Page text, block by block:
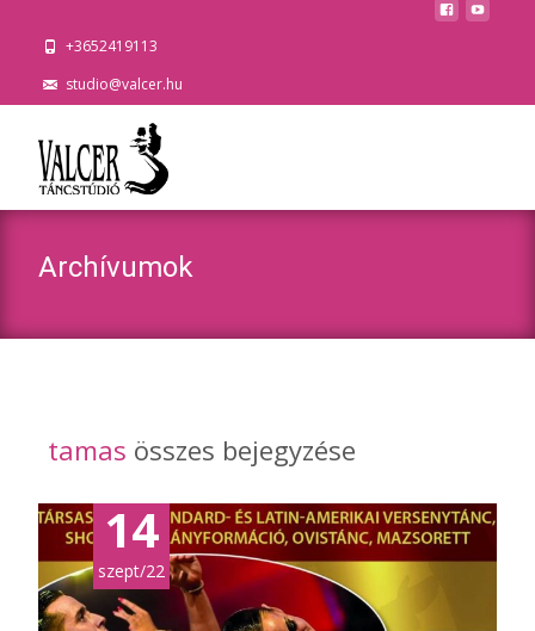
+3652419113
studio@valcer.hu
Archívumok
tamas összes bejegyzése
14
szept/22